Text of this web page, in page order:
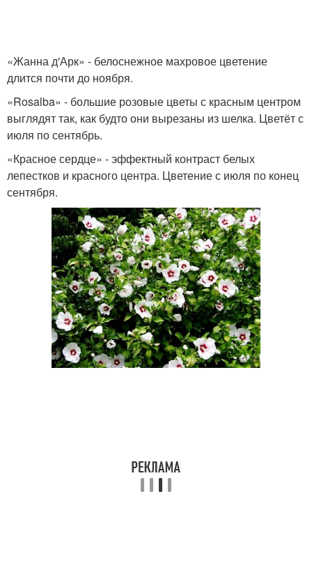
«Жанна д'Арк» - белоснежное махровое цветение
длится почти до ноября.
«Rosalba» - большие розовые цветы с красным центром
выглядят так, как будто они вырезаны из шелка. Цветёт с
июля по сентябрь.
«Красное сердце» - эффектный контраст белых
лепестков и красного центра. Цветение с июля по конец
сентября.